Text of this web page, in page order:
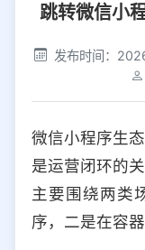
社交平台
选择防红平台类型，避
iOS
选择允许访问的平台类
跳转微信小
发布时间：
微信小程序生
是运营闭环的
主要围绕两类
序，二是在容